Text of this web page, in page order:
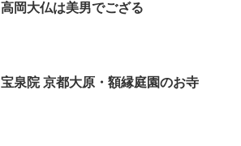
高岡大仏は美男でござる
宝泉院 京都大原・額縁庭園のお寺